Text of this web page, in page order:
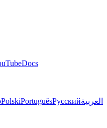
Docs
PolskiPortuguêsРусскийالعربية